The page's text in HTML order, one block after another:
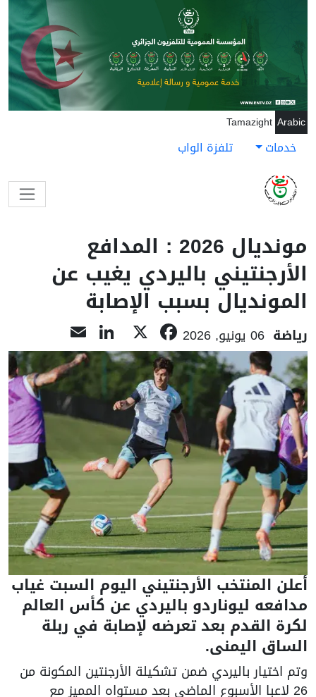
تجاوز إلى المحتوى الرئيسي
Arabic
Tamazight
خدمات تلفزة الواب
مونديال 2026 : المدافع
الأرجنتيني باليردي يغيب عن
المونديال بسبب الإصابة
رياضة 06 يونيو, 2026 Facebook
LinkedIn
أعلن المنتخب الأرجنتيني اليوم ‌السبت ‌غياب
مدافعه ‌ليوناردو باليردي عن كأس العالم
لكرة القدم بعد تعرضه لإصابة في ربلة
الساق اليمنى.
وتم اختيار باليردي ضمن تشكيلة الأرجنتين المكونة من
26 لاعبا الأسبوع الماضي بعد مستواه المميز مع